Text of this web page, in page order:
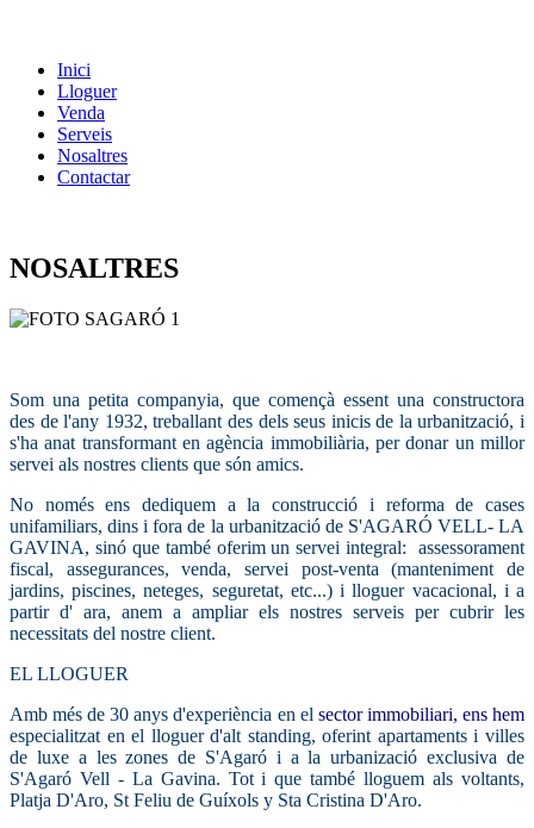
Inici
Lloguer
Venda
Serveis
Nosaltres
Contactar
NOSALTRES
Som una petita companyia, que començà essent una constructora
des de l'any 1932, treballant des dels seus inicis de la urbanització, i
s'ha anat transformant en agència immobiliària, per donar un millor
servei als nostres clients que són amics.
No només ens dediquem a la construcció i reforma de cases
unifamiliars, dins i fora de la urbanització de S'AGARÓ VELL- LA
GAVINA, sinó que també oferim un servei integral: assessorament
fiscal, assegurances, venda, servei post-venta (manteniment de
jardins, piscines, neteges, seguretat, etc...) i lloguer vacacional, i a
partir d' ara, anem a ampliar els nostres serveis per cubrir les
necessitats del nostre client.
EL LLOGUER
Amb més de 30 anys d'experiència en el sector immobiliari, ens hem
especialitzat en el lloguer d'alt standing, oferint apartaments i villes
de luxe a les zones de S'Agaró i a la urbanizació exclusiva de
S'Agaró Vell - La Gavina. Tot i que també lloguem als voltants,
Platja D'Aro, St Feliu de Guíxols y Sta Cristina D'Aro.